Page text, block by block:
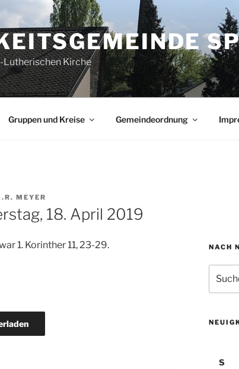
Lutherischen Kirche
Gruppen und Kreise Gemeindeordnung
MEYER
18. April 2019
1. Korinther 11, 23-29. NACH
nach:
S